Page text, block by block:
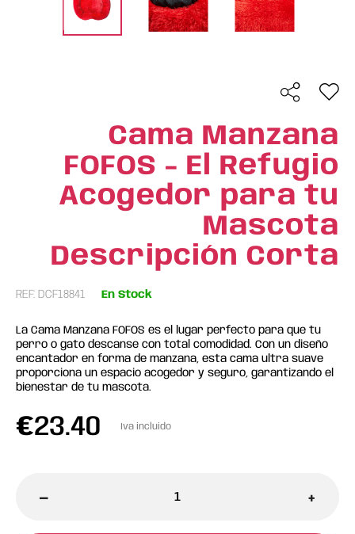
Cama Manzana
FOFOS - El Refugio
Acogedor para tu
Mascota
Descripción Corta
REF: DCF18841 En Stock
La Cama Manzana FOFOS es el lugar perfecto para que tu
perro o gato descanse con total comodidad. Con un diseño
encantador en forma de manzana, esta cama ultra suave
proporciona un espacio acogedor y seguro, garantizando el
bienestar de tu mascota.
€23.40 Iva incluido
- +